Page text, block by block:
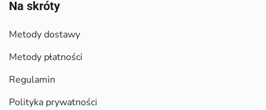
Na skróty
Metody dostawy
Metody płatności
Regulamin
Polityka prywatności